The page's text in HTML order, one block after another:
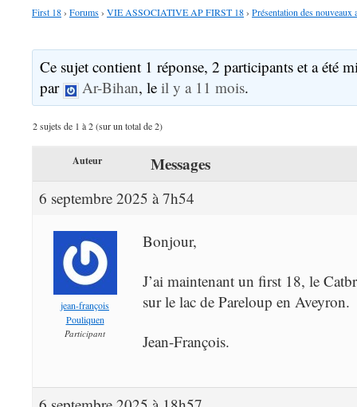
First 18› Forums› VIE ASSOCIATIVE AP FIRST 18› Présentation des nouveaux
Ce sujet contient 1 réponse, 2 participants et a été
par
Ar-Bihan, leil y a 11 mois.
2 sujets de 1 à 2 (sur un total de 2)
Auteur Messages
6 septembre 2025 à 7h54
jean-françois
Pouliquen
Participant
Bonjour,
J’ai maintenant un first 18, le
sur le lac de Pareloup en Aveyron.
Jean-François.